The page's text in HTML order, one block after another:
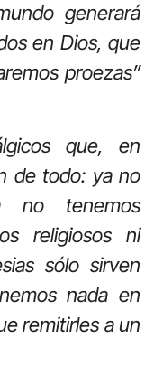
generará
en Dios, que
proezas”
que, en
de todo: ya no
no tenemos
religiosos ni
sólo sirven
nada en
remitirles a un